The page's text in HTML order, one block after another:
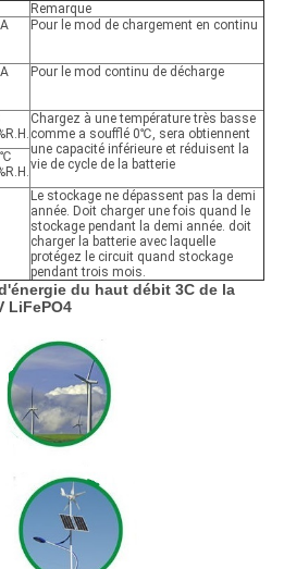
Remarque
Pour le mod de chargement en continu
Pour le mod continu de décharge
Chargez à une température très basse
comme a soufflé 0℃, sera obtiennent
une capacité inférieure et réduisent la
vie de cycle de la batterie
Le stockage ne dépassent pas la demi
année. Doit charger une fois quand le
stockage pendant la demi année. doit
charger la batterie avec laquelle
protégez le circuit quand stockage
pendant trois mois.
du haut débit 3C de la
LiFePO4